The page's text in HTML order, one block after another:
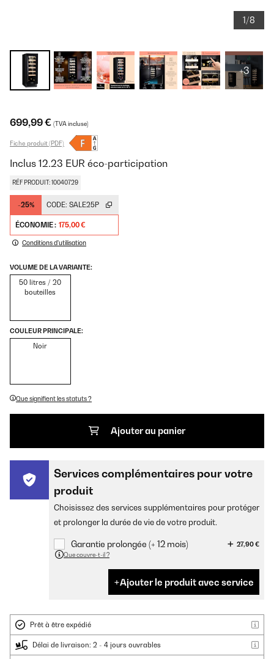
1/8
+3
699,99 € (TVA incluse)
Fiche produit (PDF)
Inclus 12.23 EUR éco-participation
RÉF PRODUIT: 10040729
-25% CODE: SALE25P
ÉCONOMIE : 175,00 €
Conditions d'utilisation
VOLUME DE LA VARIANTE:
50 litres / 20
bouteilles
COULEUR PRINCIPALE:
Noir
Que signifient les statuts ?
Ajouter au panier
Services complémentaires pour votre
produit
Choisissez des services supplémentaires pour protéger
et prolonger la durée de vie de votre produit.
Garantie prolongée (+ 12 mois)
27,90 €
Que couvre-t-il ?
Ajouter le produit avec service
Prêt à être expédié
Délai de livraison: 2 - 4 jours ouvrables